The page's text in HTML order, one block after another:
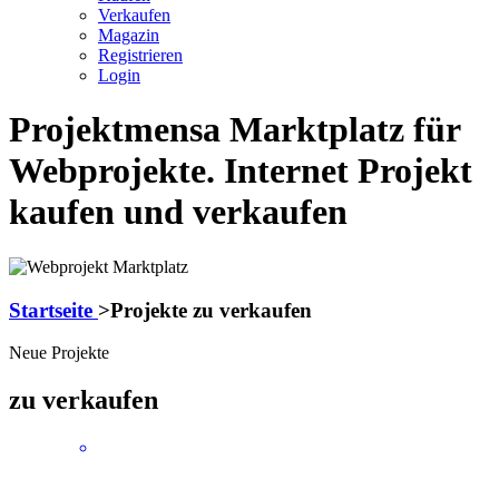
Verkaufen
Magazin
Registrieren
Login
Projektmensa Marktplatz für
Webprojekte. Internet Projekt
kaufen und verkaufen
Startseite >Projekte zu verkaufen
Neue Projekte
zu verkaufen